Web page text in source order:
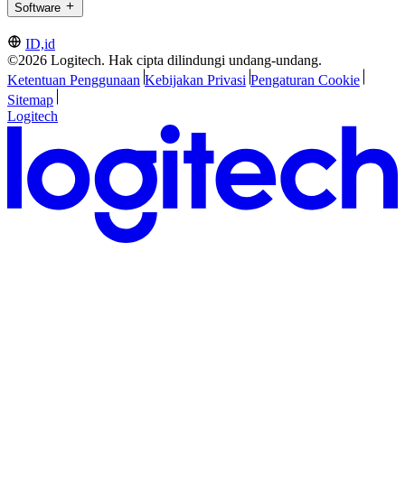
Software
ID,id
©2026 Logitech. Hak cipta dilindungi undang-undang.
Ketentuan Penggunaan Kebijakan Privasi Pengaturan Cookie
Sitemap
Logitech